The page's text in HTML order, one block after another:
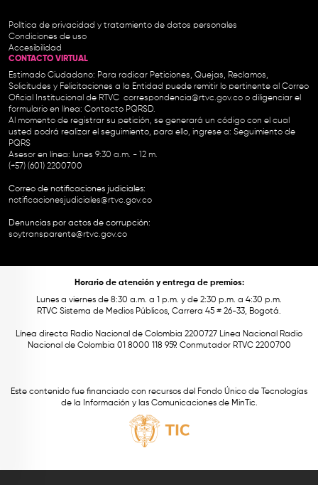
Política de privacidad y tratamiento de datos personales
Condiciones de uso
Accesibilidad
CONTACTO VIRTUAL
Estimado Ciudadano: Para radicar Peticiones, Quejas, Reclamos,
Solicitudes y Felicitaciones a la Entidad puede remitir lo pertinente al Correo
Oficial Institucional de RTVC correspondencia@rtvc.gov.co o diligenciar el
formulario en línea: Contacto PQRSD.
Al momento de registrar su petición, se generará un código con el cual
usted podrá realizar el seguimiento, para ello, ingrese a: Seguimiento de
PQRS
Asesor en línea: lunes 9:30 a.m. - 12 m.
(+57) (601) 2200700
Correo de notificaciones judiciales:
notificacionesjudiciales@rtvc.gov.co
Denuncias por actos de corrupción:
soytransparente@rtvc.gov.co
Horario de atención y entrega de premios:
Lunes a viernes de 8:30 a.m. a 1 p.m. y de 2:30 p.m. a 4:30 p.m.
RTVC Sistema de Medios Públicos, Carrera 45 # 26-33, Bogotá.
Línea directa Radio Nacional de Colombia 2200727 Línea Nacional Radio
Nacional de Colombia 01 8000 118 959. Conmutador RTVC 2200700
Este contenido fue financiado con recursos del Fondo Único de Tecnologías
de la Información y las Comunicaciones de MinTic.